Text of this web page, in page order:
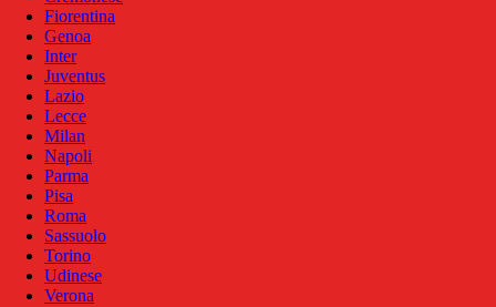
Fiorentina
Genoa
Inter
Juventus
Lazio
Lecce
Milan
Napoli
Parma
Pisa
Roma
Sassuolo
Torino
Udinese
Verona